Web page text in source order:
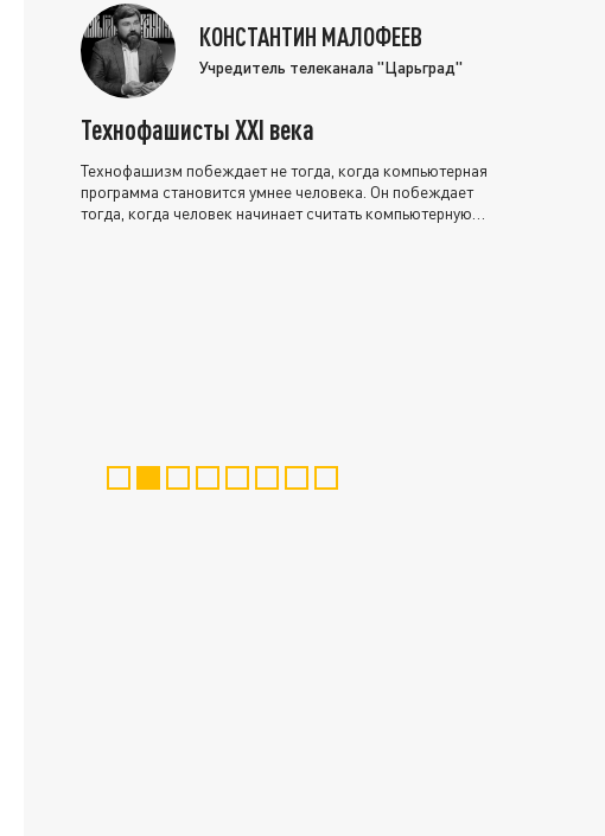
КОНСТАНТИН МАЛОФЕЕВ
Учредитель телеканала "Царьград"
Технофашисты XXI века
Технофашизм побеждает не тогда, когда компьютерная
программа становится умнее человека. Он побеждает
тогда, когда человек начинает считать компьютерную